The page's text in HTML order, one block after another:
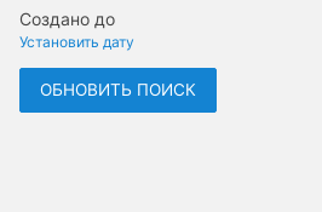
Создано до
Установить дату
ОБНОВИТЬ ПОИСК